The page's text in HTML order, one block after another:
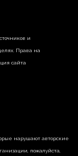
и
Права на
сайта
нарушают авторские
пожалуйста,